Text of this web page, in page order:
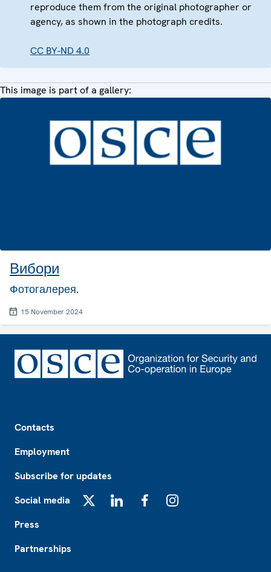
reproduce them from the original photographer or
agency, as shown in the photograph credits.
CC BY-ND 4.0
This image is part of a gallery:
Вибори
Фотогалерея.
15 November 2024
Contacts
Employment
Subscribe for updates
Social media
Press
Partnerships